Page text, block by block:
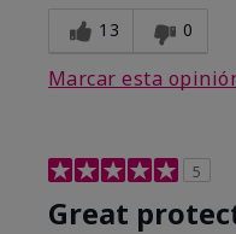
13 0
Marcar esta
5
Great